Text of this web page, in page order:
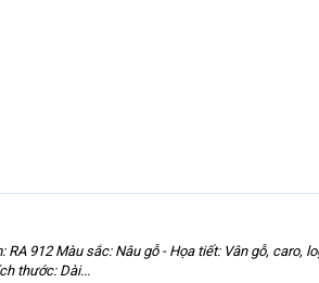
912 Màu sắc: Nâu gỗ - Họa tiết: Vân gỗ,
thước: Dài...